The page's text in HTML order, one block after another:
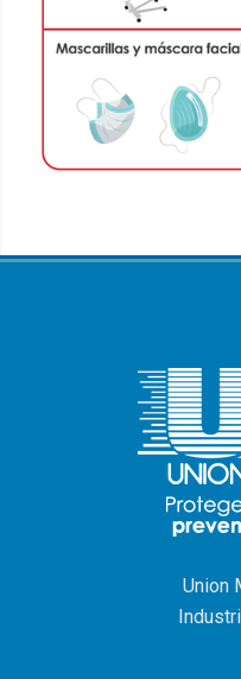
Union